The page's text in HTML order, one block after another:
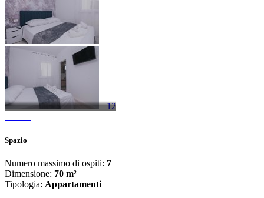
+12
Spazio
Numero massimo di ospiti: 7
Dimensione: 70 m²
Tipologia: Appartamenti